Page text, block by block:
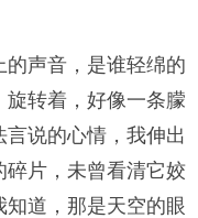
声音，是谁轻绵的
转着，好像一条朦
说的心情，我伸出
片，未曾看清它姣
道，那是天空的眼